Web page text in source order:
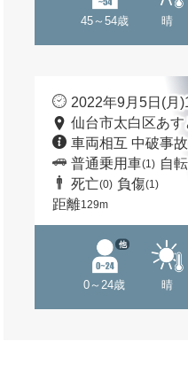
45～54歳 晴
2022年9月5日(月
仙台市太白区あ
車両相互 中破事故
普通乗用車(1) 自
死亡(0) 負傷(1)
距離129m
0～24歳
他
晴